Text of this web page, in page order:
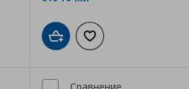
с любимиДобави в кошницата
Добави към